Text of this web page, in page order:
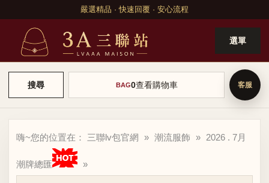
嚴選精品 · 快速回覆 · 安心流程
選單
搜尋 BAG0查看購物車
嗨~您的位置在： 三聯lv包官網 » 潮流服飾 » 2026 . 7月
潮牌總匯 »